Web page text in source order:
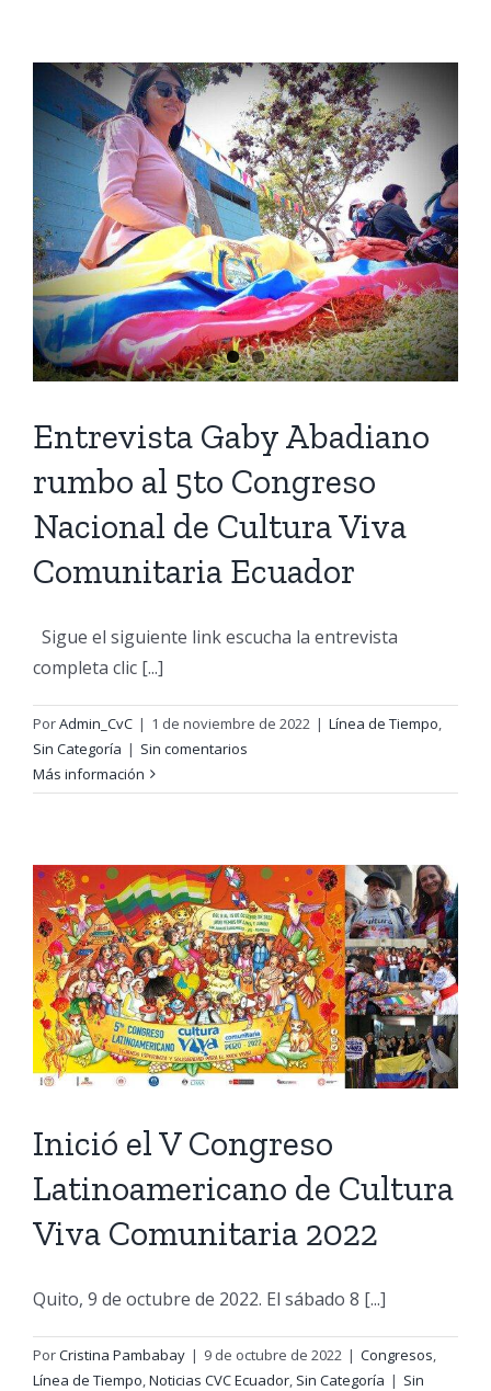
Entrevista Gaby Abadiano
rumbo al 5to Congreso
Nacional de Cultura Viva
Comunitaria Ecuador
Sigue el siguiente link escucha la entrevista
completa clic [...]
PorAdmin_CvC | 1 de noviembre de 2022 | Línea de Tiempo,
Sin Categoría | Sin comentarios
Más información
Inició el V Congreso
Latinoamericano de Cultura
Viva Comunitaria 2022
Quito, 9 de octubre de 2022. El sábado 8 [...]
PorCristina Pambabay | 9 de octubre de 2022 | Congresos,
Línea de Tiempo,Noticias CVC Ecuador, Sin Categoría | Sin